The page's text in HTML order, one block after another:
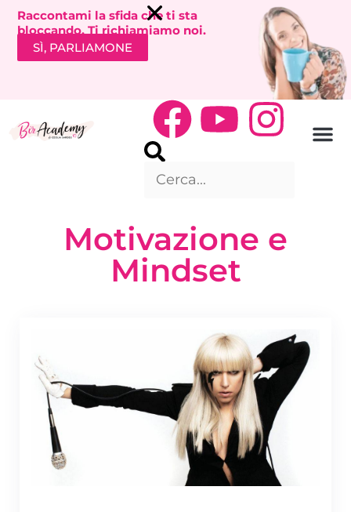
Raccontami la sfida che ti sta
bloccando. Ti richiamiamo noi.
SÌ, PARLIAMONE
Motivazione e
Mindset